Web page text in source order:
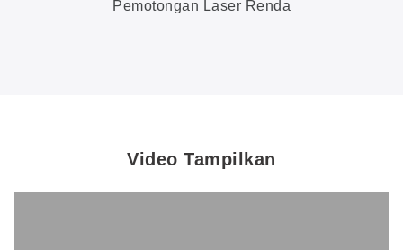
Pemotongan Laser Renda
Video Tampilkan